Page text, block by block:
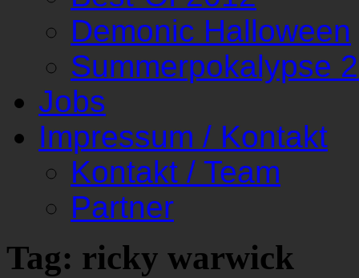
Demonic Halloween
Summerpokalypse
Jobs
Impressum / Kontakt
Kontakt / Team
Partner
Tag: ricky warwick